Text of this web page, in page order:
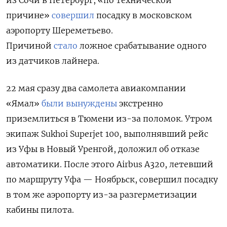
причине» совершил посадку в московском
аэропорту Шереметьево.
Причиной стало ложное срабатывание одного
из датчиков лайнера.
22 мая сразу два самолета авиакомпании
«Ямал» были вынуждены экстренно
приземлиться в Тюмени из-за поломок. Утром
экипаж Sukhoi Superjet 100, выполнявший рейс
из Уфы в Новый Уренгой, доложил об отказе
автоматики. После этого Airbus A320, летевший
по маршруту Уфа — Ноябрьск, совершил посадку
в том же аэропорту из-за разгерметизации
кабины пилота.